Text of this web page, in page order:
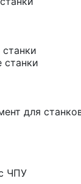
станки
для
ЧПУ